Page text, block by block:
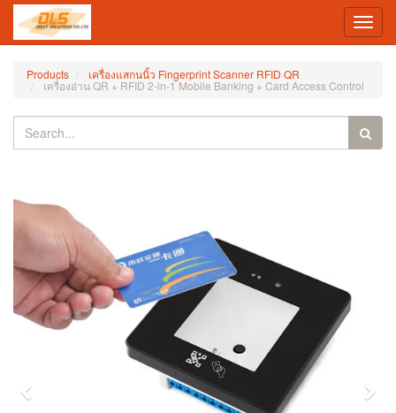
Products เครื่องแสกนนิ้ว Fingerprint Scanner RFID QR
เครื่องอ่าน QR + RFID 2-in-1 Mobile Banking + Card Access Control